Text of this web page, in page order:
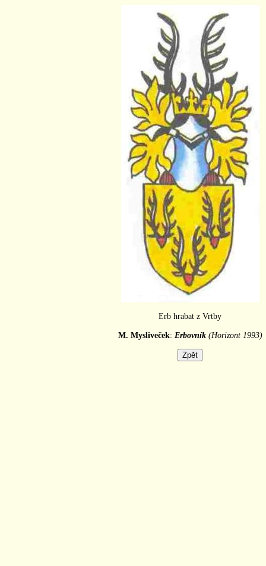
Erb hrabat z Vrtby
M. Mysliveček: Erbovník(Horizont1993)